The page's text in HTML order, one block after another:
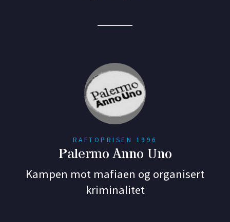
RAFTOPRISEN 1996
Palermo Anno Uno
Kampen mot mafiaen og organisert
kriminalitet